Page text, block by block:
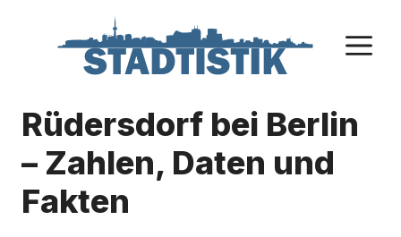
Rüdersdorf bei Berlin
– Zahlen, Daten und
Fakten